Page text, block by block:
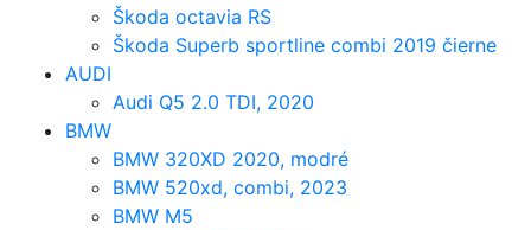
Škoda octavia RS
Škoda Superb sportline combi 2019 čierne
AUDI
Audi Q5 2.0 TDI, 2020
BMW
BMW 320XD 2020, modré
BMW 520xd, combi, 2023
BMW M5